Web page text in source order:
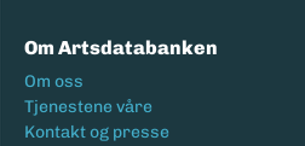
Om Artsdatabanken
Footermeny
Om oss
Tjenestene våre
Kontakt og presse